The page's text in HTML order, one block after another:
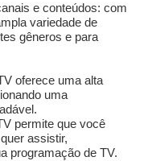
e conteúdos: com
variedade de
gêneros e para
oferece uma alta
uma
permite que você
assistir,
programação de TV.